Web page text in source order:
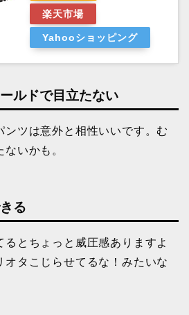
楽天市場
Yahooショッピング
ルドで目立たない
ンツは意外と相性いいです。む
いかも。
る
とちょっと威圧感ありますよ
オタこじらせてるな！みたいな